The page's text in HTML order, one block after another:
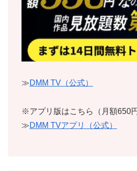
≫DMM TV（公式）
※アプリ版はこちら（月額650円
≫DMM TVアプリ（公式）